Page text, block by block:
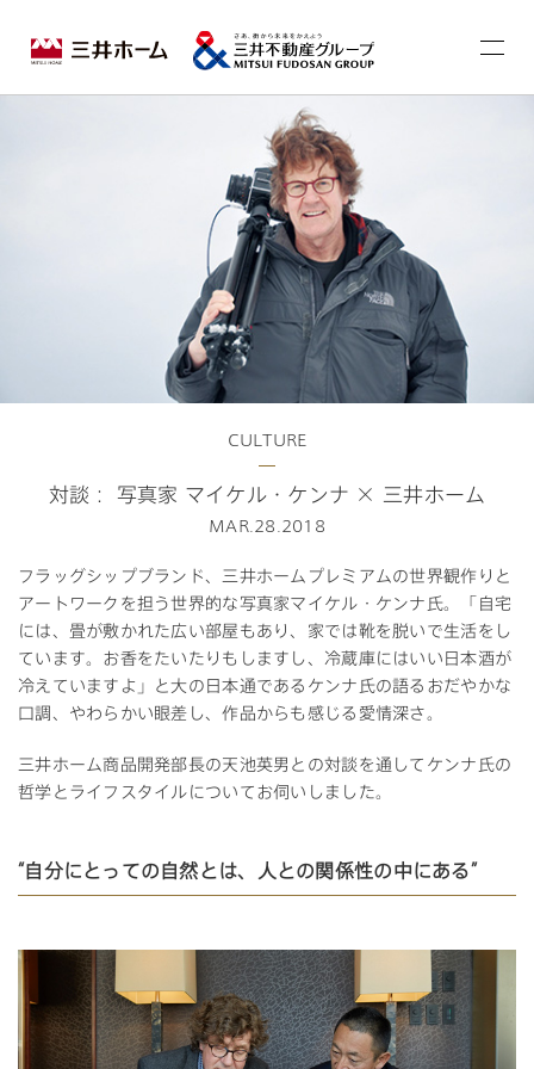
CULTURE
対談： 写真家 マイケル・ケンナ × 三井ホーム
MAR.28.2018
フラッグシップブランド、三井ホームプレミアムの世界観作りと
アートワークを担う世界的な写真家マイケル・ケンナ氏。「自宅
には、畳が敷かれた広い部屋もあり、家では靴を脱いで生活をし
ています。お香をたいたりもしますし、冷蔵庫にはいい日本酒が
冷えていますよ」と大の日本通であるケンナ氏の語るおだやかな
口調、やわらかい眼差し、作品からも感じる愛情深さ。
三井ホーム商品開発部長の天池英男との対談を通してケンナ氏の
哲学とライフスタイルについてお伺いしました。
“自分にとっての自然とは、人との関係性の中にある”